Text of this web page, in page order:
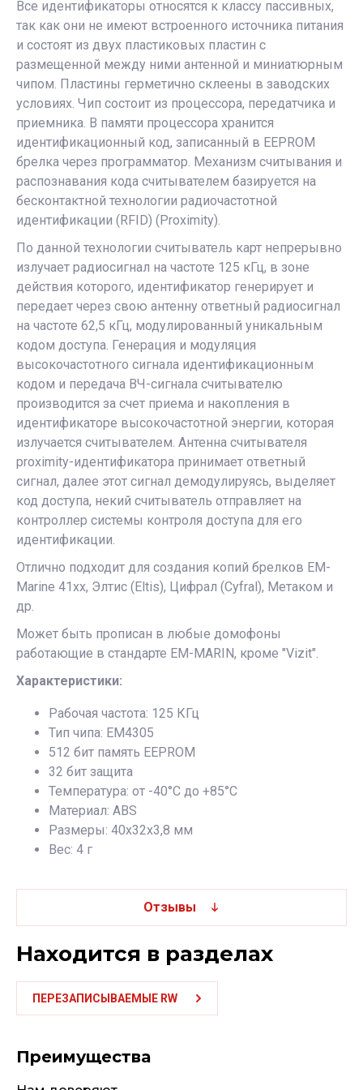
Все идентификаторы относятся к классу пассивных,
так как они не имеют встроенного источника питания
и состоят из двух пластиковых пластин с
размещенной между ними антенной и миниатюрным
чипом. Пластины герметично склеены в заводских
условиях. Чип состоит из процессора, передатчика и
приемника. В памяти процессора хранится
идентификационный код, записанный в EEPROM
брелка через программатор. Механизм считывания и
распознавания кода считывателем базируется на
бесконтактной технологии радиочастотной
идентификации (RFID) (Proximity).
По данной технологии считыватель карт непрерывно
излучает радиосигнал на частоте 125 кГц, в зоне
действия которого, идентификатор генерирует и
передает через свою антенну ответный радиосигнал
на частоте 62,5 кГц, модулированный уникальным
кодом доступа. Генерация и модуляция
высокочастотного сигнала идентификационным
кодом и передача ВЧ-сигнала считывателю
производится за счет приема и накопления в
идентификаторе высокочастотной энергии, которая
излучается считывателем. Антенна считывателя
proximity-идентификатора принимает ответный
сигнал, далее этот сигнал демодулируясь, выделяет
код доступа, некий считыватель отправляет на
контроллер системы контроля доступа для его
идентификации.
Отлично подходит для создания копий брелков EM-
Marine 41xx, Элтис (Eltis), Цифрал (Cyfral), Метаком и
др.
Может быть прописан в любые домофоны
работающие в стандарте EM-MARIN, кроме "Vizit".
Характеристики:
Рабочая частота: 125 КГц
Тип чипа: EM4305
512 бит память EEPROM
32 бит защита
Температура: от -40°C до +85°C
Материал: ABS
Размеры: 40х32х3,8 мм
Вес: 4 г
Отзывы
Находится в разделах
ПЕРЕЗАПИСЫВАЕМЫЕ RW
Преимущества